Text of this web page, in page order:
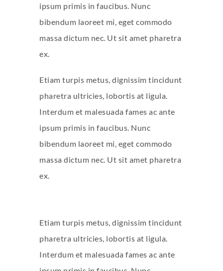
ipsum primis in faucibus. Nunc
bibendum laoreet mi, eget commodo
massa dictum nec. Ut sit amet pharetra
ex.
Etiam turpis metus, dignissim tincidunt
pharetra ultricies, lobortis at ligula.
Interdum et malesuada fames ac ante
ipsum primis in faucibus. Nunc
bibendum laoreet mi, eget commodo
massa dictum nec. Ut sit amet pharetra
ex.
Etiam turpis metus, dignissim tincidunt
pharetra ultricies, lobortis at ligula.
Interdum et malesuada fames ac ante